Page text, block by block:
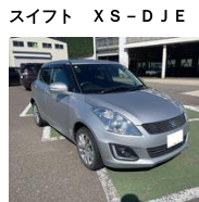
スイフト ＸＳ－ＤＪＥ